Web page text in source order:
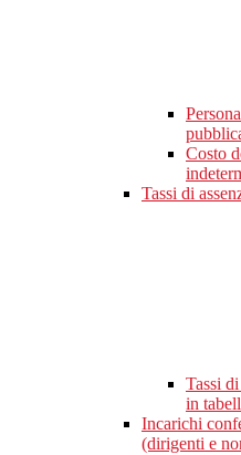
Costo
Tassi di
Tassi
in
Incarichi
(dirigenti e